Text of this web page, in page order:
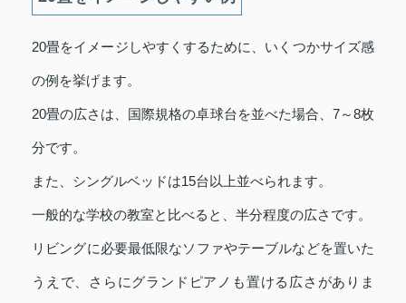
20畳をイメージしやすくするために、いくつかサイズ感
の例を挙げます。
20畳の広さは、国際規格の卓球台を並べた場合、7～8枚
分です。
また、シングルベッドは15台以上並べられます。
一般的な学校の教室と比べると、半分程度の広さです。
リビングに必要最低限なソファやテーブルなどを置いた
うえで、さらにグランドピアノも置ける広さがありま